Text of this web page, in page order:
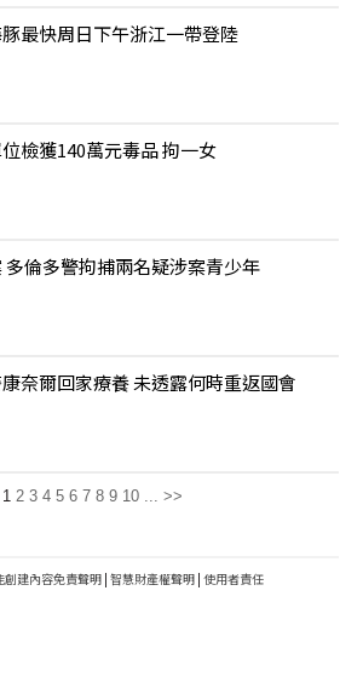
最快周日下午浙江一帶登陸
檢獲140萬元毒品 拘一女
倫多警拘捕兩名疑涉案青少年
奈爾回家療養 未透露何時重返國會
1 2 3 4 5 6 7 8 9 10 ... >>
創建內容免責聲明 | 智慧財產權聲明 | 使用者責任